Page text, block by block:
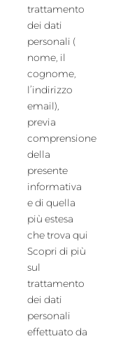
trattamento
dei dati
personali (
nome, il
cognome,
l’indirizzo
email),
previa
comprensione
della
presente
informativa
e di quella
più estesa
che trova qui
Scopri di più
sul
trattamento
dei dati
personali
effettuato da